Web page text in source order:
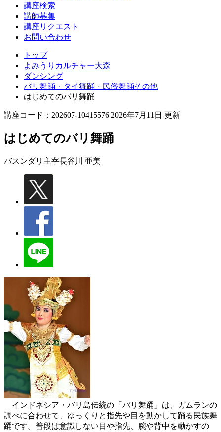
講座検索
講師募集
講座リクエスト
お問い合わせ
トップ
よみうりカルチャー大森
ダンシング
バリ舞踊・タイ舞踊・民俗舞踊その他
はじめてのバリ舞踊
講座コード：202607-10415576 2026年7月11日 更新
はじめてのバリ舞踊
バスンダリ主宰長谷川 亜美
インドネシア・バリ島伝統の「バリ舞踊」は、ガムランの
調べに合わせて、ゆっくりと指先や目を動かして踊る民族舞
踊です。普段は意識しない目や指先、腕や背中を動かすの